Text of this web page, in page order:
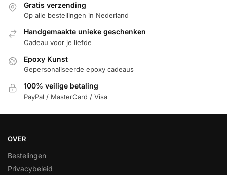
Gratis verzending
Op alle bestellingen in Nederland
Handgemaakte unieke geschenken
Cadeau voor je liefde
Epoxy Kunst
Gepersonaliseerde epoxy cadeaus
100% veilige betaling
PayPal / MasterCard / Visa
OVER
Bestelingen
Privacybeleid